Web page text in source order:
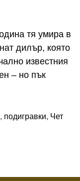
тя умира в
дилър, която
известния
– но пък
, подигравки, Чет